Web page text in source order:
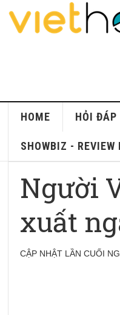
HOME HỎI ĐÁP
SHOWBIZ - REVIEW
Người
xuất
CẬP NHẬT LẦN CUỐI